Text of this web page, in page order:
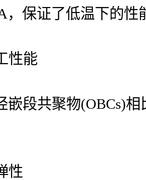
，保证了低温下的性
性能
嵌段共聚物(OBCs)
性